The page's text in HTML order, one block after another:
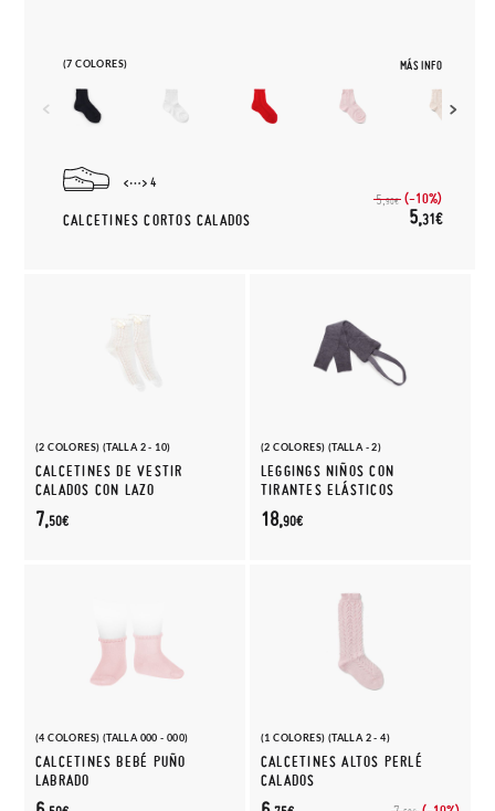
(7 COLORES) MÁS INFO
4
CALCETINES CORTOS CALADOS
5,90€ (-10%)
5,31€
(2 COLORES) (TALLA 2 - 10)
CALCETINES DE VESTIR
CALADOS CON LAZO
7,50€
(2 COLORES) (TALLA - 2)
LEGGINGS NIÑOS CON
TIRANTES ELÁSTICOS
18,90€
(4 COLORES) (TALLA 000 - 000)
CALCETINES BEBÉ PUÑO
LABRADO
(1 COLORES) (TALLA 2 - 4)
CALCETINES ALTOS PERLÉ
CALADOS